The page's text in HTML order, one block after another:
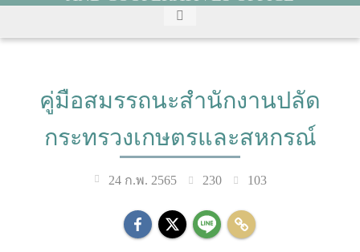
คู่มือสมรรถนะสำนักงานปลัด
กระทรวงเกษตรและสหกรณ์
24 ก.พ. 2565 230 103